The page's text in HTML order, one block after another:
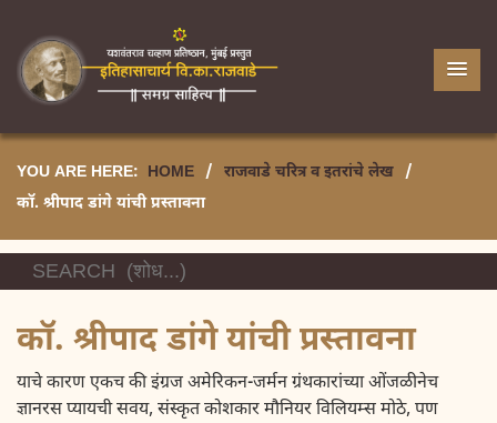
YOU ARE HERE: HOME / राजवाडे चरित्र व इतरांचे लेख /
कॉ. श्रीपाद डांगे यांची प्रस्तावना
कॉ. श्रीपाद डांगे यांची प्रस्तावना
याचे कारण एकच की इंग्रज अमेरिकन-जर्मन ग्रंथकारांच्या ओंजळीनेच
ज्ञानरस प्यायची सवय, संस्कृत कोशकार मौनियर विलियम्स मोठे, पण